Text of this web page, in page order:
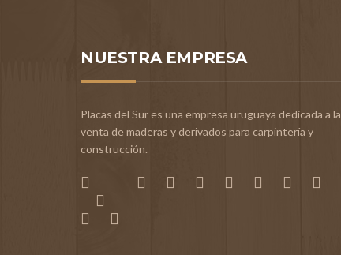
NUESTRA EMPRESA
Placas del Sur es una empresa uruguaya dedicada a la
venta de maderas y derivados para carpintería y
construcción.